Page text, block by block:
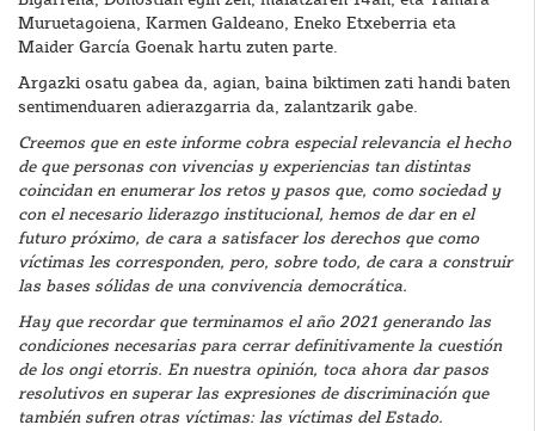
Muruetagoiena, Karmen Galdeano, Eneko Etxeberria eta
Maider García Goenak hartu zuten parte.
Argazki osatu gabea da, agian, baina biktimen zati handi baten
sentimenduaren adierazgarria da, zalantzarik gabe.
Creemos que en este informe cobra especial relevancia el hecho
de que personas con vivencias y experiencias tan distintas
coincidan en enumerar los retos y pasos que, como sociedad y
con el necesario liderazgo institucional, hemos de dar en el
futuro próximo, de cara a satisfacer los derechos que como
víctimas les corresponden, pero, sobre todo, de cara a construir
las bases sólidas de una convivencia democrática.
Hay que recordar que terminamos el año 2021 generando las
condiciones necesarias para cerrar definitivamente la cuestión
de los ongi etorris. En nuestra opinión, toca ahora dar pasos
resolutivos en superar las expresiones de discriminación que
también sufren otras víctimas: las víctimas del Estado.